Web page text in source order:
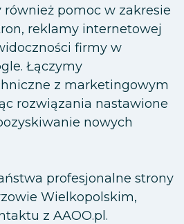
pomoc w zakresie
reklamy internetowej
firmy w
Łączymy
z marketingowym
rozwiązania nastawione
nowych
profesjonalne strony
Wielkopolskim,
z AAOO.pl.